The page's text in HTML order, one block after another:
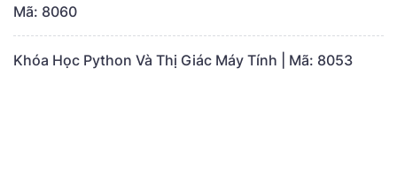
Mã: 8060
Khóa Học Python Và Thị Giác Máy Tính | Mã: 8053